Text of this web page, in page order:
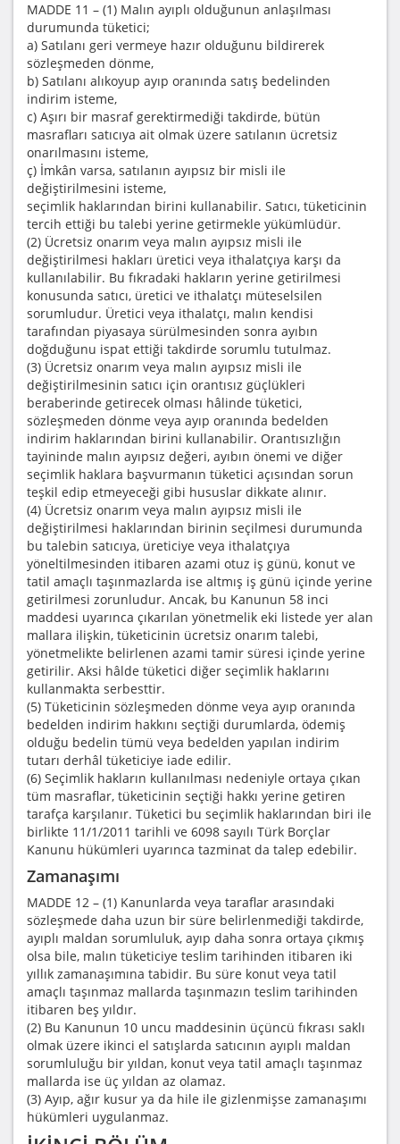
MADDE 11 – (1) Malın ayıplı olduğunun anlaşılması
durumunda tüketici;
a) Satılanı geri vermeye hazır olduğunu bildirerek
sözleşmeden dönme,
b) Satılanı alıkoyup ayıp oranında satış bedelinden
indirim isteme,
c) Aşırı bir masraf gerektirmediği takdirde, bütün
masrafları satıcıya ait olmak üzere satılanın ücretsiz
onarılmasını isteme,
ç) İmkân varsa, satılanın ayıpsız bir misli ile
değiştirilmesini isteme,
seçimlik haklarından birini kullanabilir. Satıcı, tüketicinin
tercih ettiği bu talebi yerine getirmekle yükümlüdür.
(2) Ücretsiz onarım veya malın ayıpsız misli ile
değiştirilmesi hakları üretici veya ithalatçıya karşı da
kullanılabilir. Bu fıkradaki hakların yerine getirilmesi
konusunda satıcı, üretici ve ithalatçı müteselsilen
sorumludur. Üretici veya ithalatçı, malın kendisi
tarafından piyasaya sürülmesinden sonra ayıbın
doğduğunu ispat ettiği takdirde sorumlu tutulmaz.
(3) Ücretsiz onarım veya malın ayıpsız misli ile
değiştirilmesinin satıcı için orantısız güçlükleri
beraberinde getirecek olması hâlinde tüketici,
sözleşmeden dönme veya ayıp oranında bedelden
indirim haklarından birini kullanabilir. Orantısızlığın
tayininde malın ayıpsız değeri, ayıbın önemi ve diğer
seçimlik haklara başvurmanın tüketici açısından sorun
teşkil edip etmeyeceği gibi hususlar dikkate alınır.
(4) Ücretsiz onarım veya malın ayıpsız misli ile
değiştirilmesi haklarından birinin seçilmesi durumunda
bu talebin satıcıya, üreticiye veya ithalatçıya
yöneltilmesinden itibaren azami otuz iş günü, konut ve
tatil amaçlı taşınmazlarda ise altmış iş günü içinde yerine
getirilmesi zorunludur. Ancak, bu Kanunun 58 inci
maddesi uyarınca çıkarılan yönetmelik eki listede yer alan
mallara ilişkin, tüketicinin ücretsiz onarım talebi,
yönetmelikte belirlenen azami tamir süresi içinde yerine
getirilir. Aksi hâlde tüketici diğer seçimlik haklarını
kullanmakta serbesttir.
(5) Tüketicinin sözleşmeden dönme veya ayıp oranında
bedelden indirim hakkını seçtiği durumlarda, ödemiş
olduğu bedelin tümü veya bedelden yapılan indirim
tutarı derhâl tüketiciye iade edilir.
(6) Seçimlik hakların kullanılması nedeniyle ortaya çıkan
tüm masraflar, tüketicinin seçtiği hakkı yerine getiren
tarafça karşılanır. Tüketici bu seçimlik haklarından biri ile
birlikte 11/1/2011 tarihli ve 6098 sayılı Türk Borçlar
Kanunu hükümleri uyarınca tazminat da talep edebilir.
Zamanaşımı
MADDE 12 – (1) Kanunlarda veya taraflar arasındaki
sözleşmede daha uzun bir süre belirlenmediği takdirde,
ayıplı maldan sorumluluk, ayıp daha sonra ortaya çıkmış
olsa bile, malın tüketiciye teslim tarihinden itibaren iki
yıllık zamanaşımına tabidir. Bu süre konut veya tatil
amaçlı taşınmaz mallarda taşınmazın teslim tarihinden
itibaren beş yıldır.
(2) Bu Kanunun 10 uncu maddesinin üçüncü fıkrası saklı
olmak üzere ikinci el satışlarda satıcının ayıplı maldan
sorumluluğu bir yıldan, konut veya tatil amaçlı taşınmaz
mallarda ise üç yıldan az olamaz.
(3) Ayıp, ağır kusur ya da hile ile gizlenmişse zamanaşımı
hükümleri uygulanmaz.